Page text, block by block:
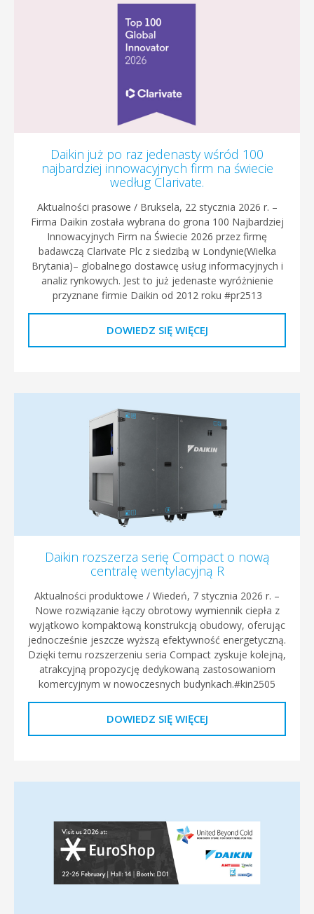
Daikin już po raz jedenasty wśród 100
najbardziej innowacyjnych firm na świecie
według Clarivate.
Aktualności prasowe / Bruksela, 22 stycznia 2026 r. –
Firma Daikin została wybrana do grona 100 Najbardziej
Innowacyjnych Firm na Świecie 2026 przez firmę
badawczą Clarivate Plc z siedzibą w Londynie(Wielka
Brytania)– globalnego dostawcę usług informacyjnych i
analiz rynkowych. Jest to już jedenaste wyróżnienie
przyznane firmie Daikin od 2012 roku #pr2513
DOWIEDZ SIĘ WIĘCEJ
Daikin rozszerza serię Compact o nową
centralę wentylacyjną R
Aktualności produktowe / Wiedeń, 7 stycznia 2026 r. –
Nowe rozwiązanie łączy obrotowy wymiennik ciepła z
wyjątkowo kompaktową konstrukcją obudowy, oferując
jednocześnie jeszcze wyższą efektywność energetyczną.
Dzięki temu rozszerzeniu seria Compact zyskuje kolejną,
atrakcyjną propozycję dedykowaną zastosowaniom
komercyjnym w nowoczesnych budynkach.#kin2505
DOWIEDZ SIĘ WIĘCEJ